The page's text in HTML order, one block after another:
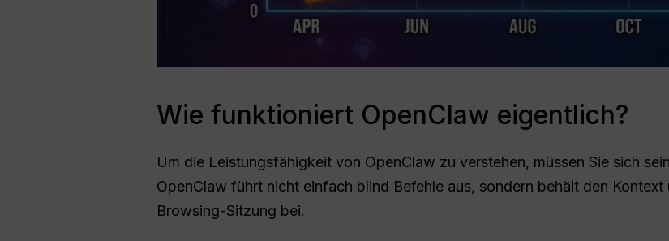
Wie funktioniert OpenClaw eigentlich?
Um die Leistungsfähigkeit von OpenClaw zu verstehen, müssen Sie sich
OpenClaw führt nicht einfach blind Befehle aus, sondern behält den
Browsing-Sitzung bei.